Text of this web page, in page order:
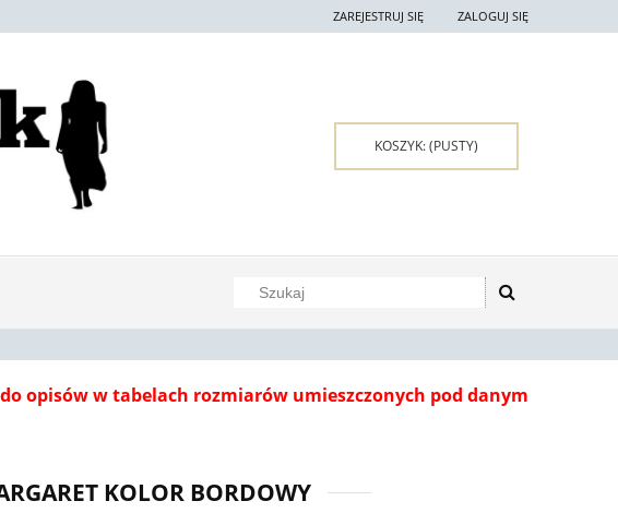
ZAREJESTRUJ SIĘ ZALOGUJ SIĘ
KOSZYK:(PUSTY)
opisów w tabelach rozmiarów umieszczonych pod danym
KOLOR BORDOWY